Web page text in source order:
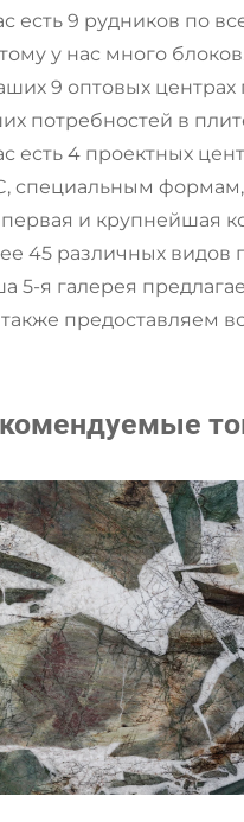
есть 9 рудников по
у нас много
9 оптовых
потребностей в
есть 4 проектных
специальным
и крупнейшая
45 различных видов
5-я галерея
предоставляем